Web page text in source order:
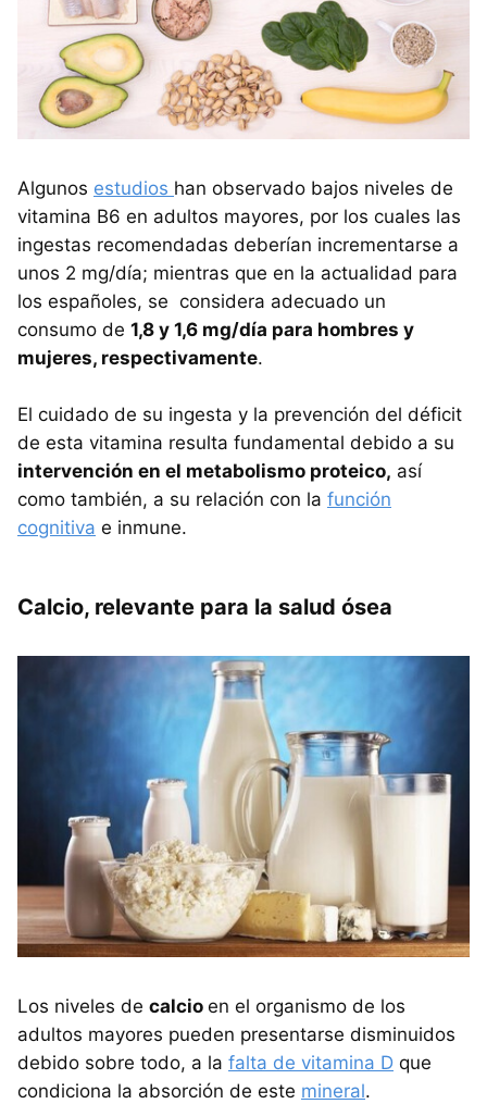
Algunos estudios han observado bajos niveles de
vitamina B6 en adultos mayores, por los cuales las
ingestas recomendadas deberían incrementarse a
unos 2 mg/día; mientras que en la actualidad para
los españoles, se considera adecuado un
consumo de 1,8 y 1,6 mg/día para hombres y
mujeres, respectivamente.
El cuidado de su ingesta y la prevención del déficit
de esta vitamina resulta fundamental debido a su
intervención en el metabolismo proteico, así
como también, a su relación con la función
cognitiva e inmune.
Calcio, relevante para la salud ósea
Los niveles de calcio en el organismo de los
adultos mayores pueden presentarse disminuidos
debido sobre todo, a la falta de vitamina D que
condiciona la absorción de este mineral.